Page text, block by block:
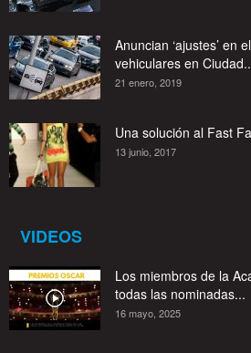
Anuncian ‘ajustes’ en
vehiculares en
21 enero, 2019
Una solución al Fast
13 junio, 2017
VIDEOS
Los miembros de la
todas las nominadas...
16 mayo, 2025